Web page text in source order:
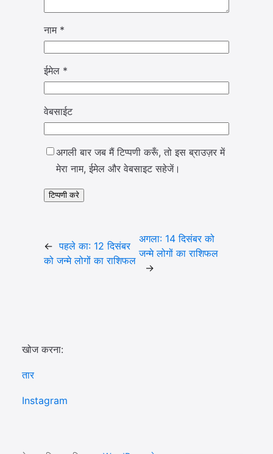
नाम *
ईमेल *
वेबसाईट
अगली बार जब मैं टिप्पणी करूँ, तो इस ब्राउज़र में
मेरा नाम, ईमेल और वेबसाइट सहेजें।
← पहले का: 12 दिसंबर
को जन्मे लोगों का राशिफल
अगला: 14 दिसंबर को
जन्मे लोगों का राशिफल
→
खोज करना:
तार
Instagram